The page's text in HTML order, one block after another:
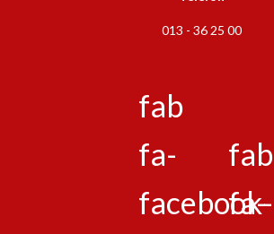
013 - 36 25 00
fab
fa-
facebook-
fab
fa-